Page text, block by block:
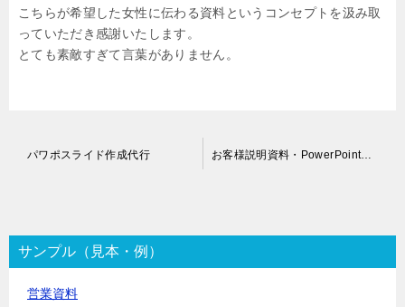
こちらが希望した女性に伝わる資料というコンセプトを汲み取
っていただき感謝いたします。
とても素敵すぎて言葉がありません。
ゲ
ー
シ
パワポスライド作成代行 お客様説明資料・PowerPoint作成代行
サンプル（見本・例）
営業資料